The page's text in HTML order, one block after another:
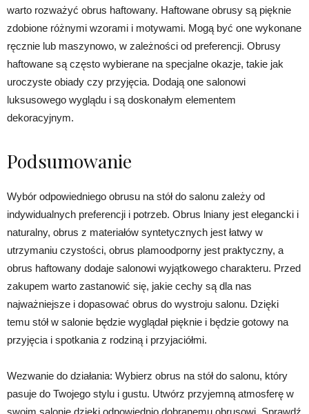
warto rozważyć obrus haftowany. Haftowane obrusy są pięknie
zdobione różnymi wzorami i motywami. Mogą być one wykonane
ręcznie lub maszynowo, w zależności od preferencji. Obrusy
haftowane są często wybierane na specjalne okazje, takie jak
uroczyste obiady czy przyjęcia. Dodają one salonowi
luksusowego wyglądu i są doskonałym elementem
dekoracyjnym.
Podsumowanie
Wybór odpowiedniego obrusu na stół do salonu zależy od
indywidualnych preferencji i potrzeb. Obrus lniany jest elegancki i
naturalny, obrus z materiałów syntetycznych jest łatwy w
utrzymaniu czystości, obrus plamoodporny jest praktyczny, a
obrus haftowany dodaje salonowi wyjątkowego charakteru. Przed
zakupem warto zastanowić się, jakie cechy są dla nas
najważniejsze i dopasować obrus do wystroju salonu. Dzięki
temu stół w salonie będzie wyglądał pięknie i będzie gotowy na
przyjęcia i spotkania z rodziną i przyjaciółmi.
Wezwanie do działania: Wybierz obrus na stół do salonu, który
pasuje do Twojego stylu i gustu. Utwórz przyjemną atmosferę w